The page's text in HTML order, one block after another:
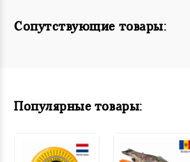
Сопутствующие товары:
Популярные товары: